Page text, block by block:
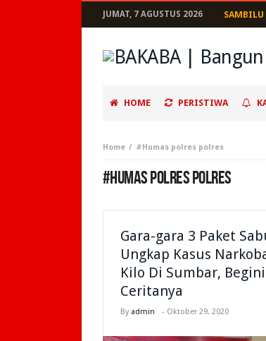
JUMAT, 7 AGUSTUS 2026 SAMBILU
HOME PERISTIWA
Home #Humas polres polres
#HUMAS POLRES POLRES
Gara-gara 3 Paket
Ungkap Kasus
Kilo Di Sumbar, Begini
Ceritanya
By admin - Oktober 29, 2020